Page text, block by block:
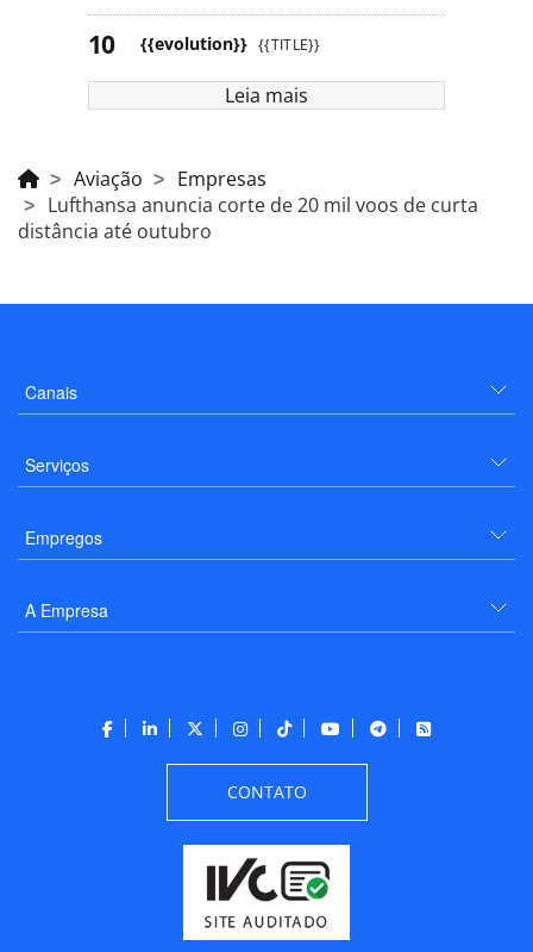
{{evolution}} {{TITLE}}
Leia mais
Aviação
Empresas
Lufthansa anuncia corte de 20 mil voos de curta
distância até outubro
Canais
Serviços
Empregos
A Empresa
CONTATO